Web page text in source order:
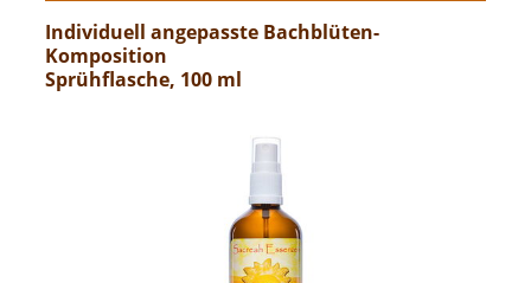
Individuell angepasste Bachblüten-
Komposition
Sprühflasche, 100 ml